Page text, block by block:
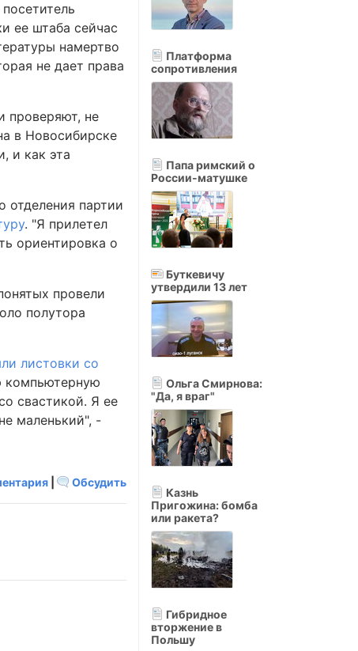
ее штаба сейчас
намертво
не дает права
проверяют, не
в Новосибирске
и как эта
отделения партии
. "Я прилетел
ориентировка о
провели
полутора
листовки со
компьютерную
свастикой. Я ее
маленький", -
Обсудить
Платформа
сопротивления
Папа римский о
России-матушке
Буткевичу
утвердили 13 лет
Ольга Смирнова:
"Да, я враг"
Казнь
Пригожина: бомба
или ракета?
Гибридное
вторжение в
Польшу